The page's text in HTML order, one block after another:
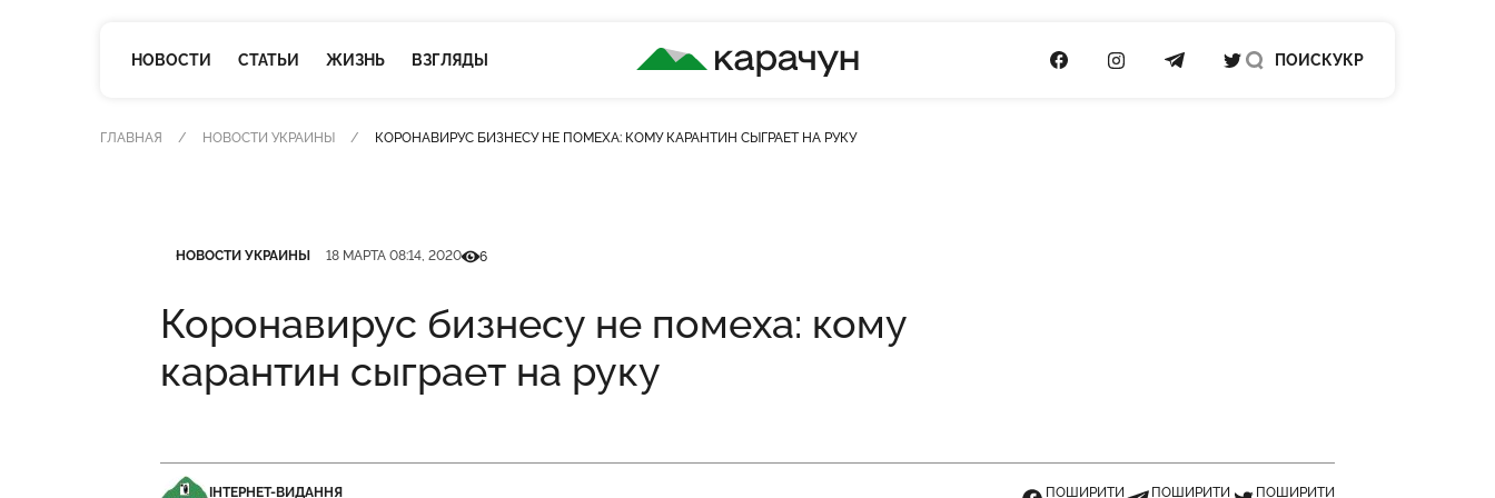
НОВОСТИ СТАТЬИ ЖИЗНЬ ВЗГЛЯДЫ
КАРАЧУН
ПОСИЛАННЯ НА FACEBOOK
ПОСИЛАННЯ НА INSTAGRAM
ПОСИЛАННЯ НА TELEGRAM
ПОСИЛАННЯ НА TWITTER
ПОИСКУКР
ГЛАВНАЯ НОВОСТИ УКРАИНЫ КОРОНАВИРУС БИЗНЕСУ НЕ ПОМЕХА: КОМУ КАРАНТИН СЫГРАЕТ НА РУКУ
НОВОСТИ УКРАИНЫ 18 МАРТА 08:14, 2020Кількість переглядів
6
Коронавирус бизнесу не помеха: кому
карантин сыграет на руку
ІНТЕРНЕТ-ВИДАННЯ ПОШИРИТИ ПОШИРИТИ ПОШИРИТИ